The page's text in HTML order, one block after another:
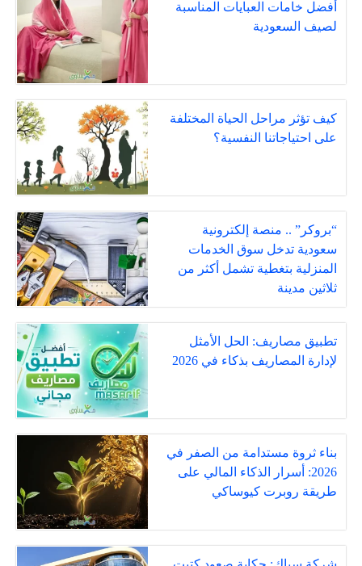
أفضل خامات العبايات المناسبة
لصيف السعودية
كيف تؤثر مراحل الحياة المختلفة
على احتياجاتنا النفسية؟
“بروكر” .. منصة إلكترونية
سعودية تدخل سوق الخدمات
المنزلية بتغطية تشمل أكثر من
ثلاثين مدينة
تطبيق مصاريف: الحل الأمثل
لإدارة المصاريف بذكاء في 2026
بناء ثروة مستدامة من الصفر في
2026: أسرار الذكاء المالي على
طريقة روبرت كيوساكي